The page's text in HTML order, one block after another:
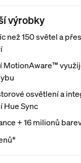
výrobky
než 150 světel a
MotionAware™
osvětlení a
Hue Sync
+ 16 milionů